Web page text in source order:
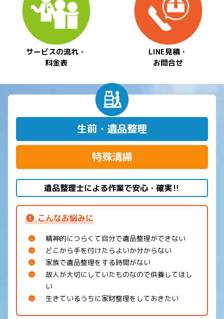
サービスの流れ・
料金表
LINE見積・
お問合せ
生前・遺品整理
特殊清掃
遺品整理士による作業で安心・確実‼
こんなお悩みに
精神的につらくて自分で遺品整理ができない
どこから手を付けたらよいか分からない
家族で遺品整理をする時間がない
故人が大切にしていたものなので供養してほし
い
生きているうちに家財整理をしておきたい